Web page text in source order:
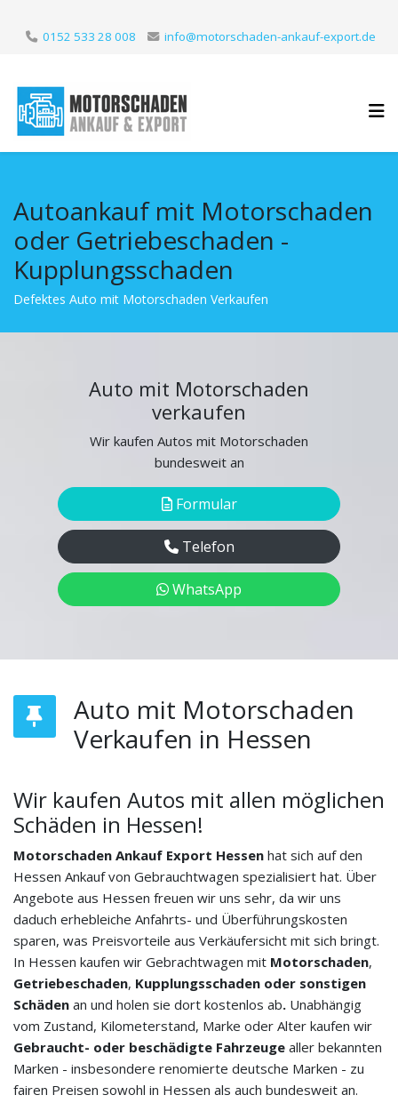
0152 533 28 008 info@motorschaden-ankauf-export.de
Autoankauf mit Motorschaden
oder Getriebeschaden -
Kupplungsschaden
Defektes Auto mit Motorschaden Verkaufen
Auto mit Motorschaden
verkaufen
Wir kaufen Autos mit Motorschaden
bundesweit an
Formular
Telefon
WhatsApp
Auto mit Motorschaden
Verkaufen in Hessen
Wir kaufen Autos mit allen möglichen
Schäden in Hessen!
Motorschaden Ankauf Export Hessen hat sich auf den
Hessen Ankauf von Gebrauchtwagen spezialisiert hat. Über
Angebote aus Hessen freuen wir uns sehr, da wir uns
daduch erhebleiche Anfahrts- und Überführungskosten
sparen, was Preisvorteile aus Verkäufersicht mit sich bringt.
In Hessen kaufen wir Gebrachtwagen mit Motorschaden,
Getriebeschaden, Kupplungsschaden oder sonstigen
Schäden an und holen sie dort kostenlos ab. Unabhängig
vom Zustand, Kilometerstand, Marke oder Alter kaufen wir
Gebraucht- oder beschädigte Fahrzeuge aller bekannten
Marken - insbesondere renomierte deutsche Marken - zu
fairen Preisen sowohl in Hessen als auch bundesweit an.